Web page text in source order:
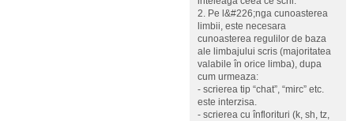
2. Pe l&#226;nga cunoasterea
limbii, este necesara
cunoasterea regulilor de baza
ale limbajului scris (majoritatea
valabile în orice limba), dupa
cum urmeaza:
- scrierea tip “chat”, “mirc” etc.
este interzisa.
- scrierea cu înflorituri (k, sh, tz,